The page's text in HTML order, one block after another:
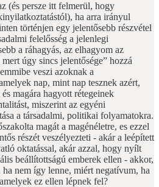
(és persze itt felmerül, hogy
ha arra irányul
történjen egy jelentősebb részvétel
felelősség a jelenlegi
a ráhagyás, az elhagyom az
úgy sincs jelentősége” hozzá
veszi azoknak a
nap, mint nap tesznek azért,
magára hagyott rétegeinek
miszerint az egyéni
a társadalmi, politikai folyamatokra.
magát a magénéletre, es ezzel
részét veszélyezteti - akár a leépített
oktatással, akár azzal, hogy nyílt
beállítottságú emberek ellen - akkor,
nem így lenne, miért negatívum, ha
ez ellen lépnek fel?